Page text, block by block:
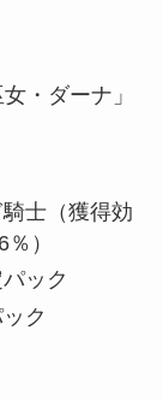
・ダーナ」
士（獲得効
）
ック
ク